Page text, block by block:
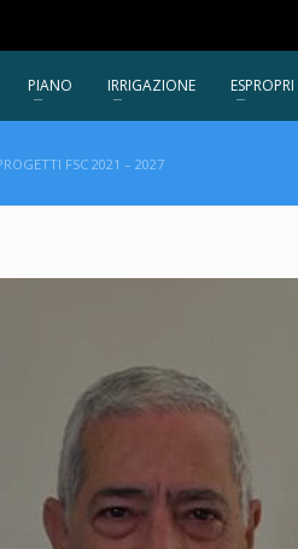
PIANO IRRIGAZIONE ESPROPRI
FSC 2021 – 2027